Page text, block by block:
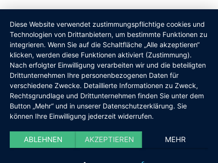
Diese Website verwendet zustimmungspflichtige cookies und
Technologien von Drittanbietern, um bestimmte Funktionen zu
integrieren. Wenn Sie auf die Schaltfläche „Alle akzeptieren“
klicken, werden diese Funktionen aktiviert (Zustimmung).
Nach erfolgter Einwilligung verarbeiten wir und die beteiligten
Drittunternehmen Ihre personenbezogenen Daten für
verschiedene Zwecke. Detaillierte Informationen zu Zweck,
Rechtsgrundlage und Drittunternehmen finden Sie unter dem
Button „Mehr“ und in unserer Datenschutzerklärung. Sie
können Ihre Einwilligung jederzeit widerrufen.
ABLEHNEN AKZEPTIEREN MEHR